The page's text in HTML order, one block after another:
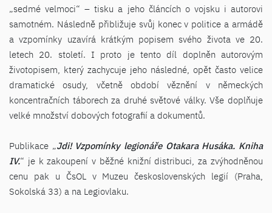
„sedmé velmoci“ – tisku a jeho článcích o vojsku i autorovi
samotném. Následně přibližuje svůj konec v politice a armádě
a vzpomínky uzavírá krátkým popisem svého života ve 20.
letech 20. století. I proto je tento díl doplněn autorovým
životopisem, který zachycuje jeho následné, opět často velice
dramatické osudy, včetně období věznění v německých
koncentračních táborech za druhé světové války. Vše doplňuje
velké množství dobových fotografií a dokumentů.
Publikace „Jdi! Vzpomínky legionáře Otakara Husáka. Kniha
IV.“ je k zakoupení v běžné knižní distribuci, za zvýhodněnou
cenu pak u ČsOL v Muzeu československých legií (Praha,
Sokolská 33) a na Legiovlaku.